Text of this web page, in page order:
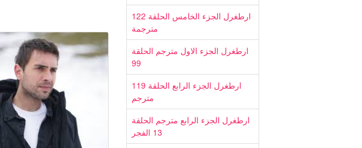
ارطغرل الجزء الخامس الحلقة 122
مترجمة
ارطغرل الجزء الاول مترجم الحلقة
99
ارطغرل الجزء الرابع الحلقة 119
مترجم
ارطغرل الجزء الرابع مترجم الحلقة
13 الفجر